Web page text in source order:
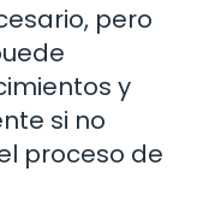
pero
y
si no
proceso de